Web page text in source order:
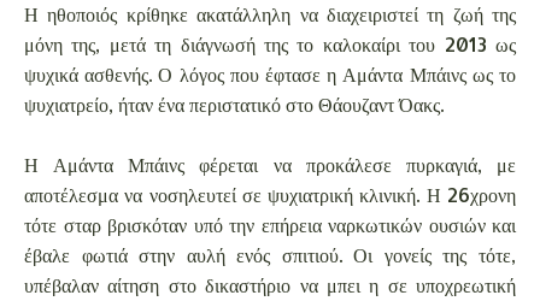
Η ηθοποιός κρίθηκε ακατάλληλη να διαχειριστεί τη ζωή της
μόνη της, μετά τη διάγνωσή της το καλοκαίρι του 2013 ως
ψυχικά ασθενής. Ο λόγος που έφτασε η Αμάντα Μπάινς ως το
ψυχιατρείο, ήταν ένα περιστατικό στο Θάουζαντ Όακς.
Η Αμάντα Μπάινς φέρεται να προκάλεσε πυρκαγιά, με
αποτέλεσμα να νοσηλευτεί σε ψυχιατρική κλινική. Η 26χρονη
τότε σταρ βρισκόταν υπό την επήρεια ναρκωτικών ουσιών και
έβαλε φωτιά στην αυλή ενός σπιτιού. Οι γονείς της τότε,
υπέβαλαν αίτηση στο δικαστήριο να μπει η σε υποχρεωτική